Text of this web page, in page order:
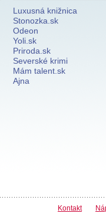
Luxusná knižnica
Stonozka.sk
Odeon
Yoli.sk
Priroda.sk
Severské krimi
Mám talent.sk
Ajna
Kontakt